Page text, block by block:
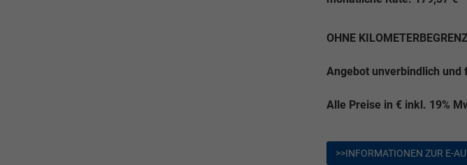
OHNE
Angebot unverbindlich
Alle Preise in € inkl. 19%
>>INFORMATIONEN ZUR E-